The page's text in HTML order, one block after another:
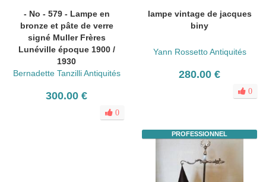
- No - 579 - Lampe en
bronze et pâte de verre
signé Muller Frères
Lunéville époque 1900 /
1930
Bernadette Tanzilli Antiquités
300.00 €
0
lampe vintage de jacques
biny
Yann Rossetto Antiquités
280.00 €
0
PROFESSIONNEL